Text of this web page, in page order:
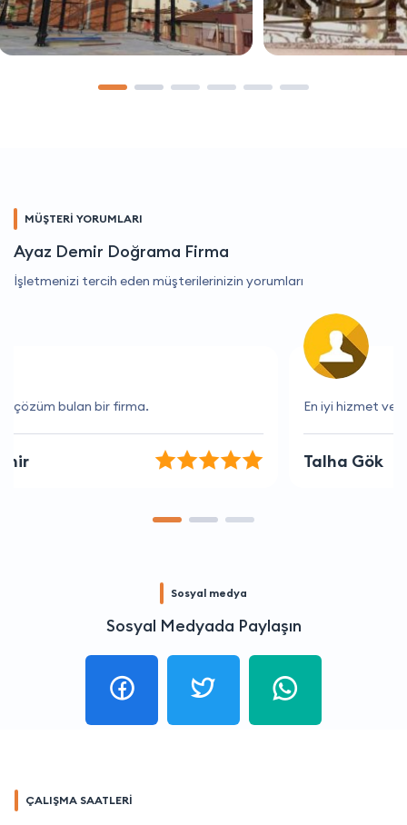
MÜŞTERİ YORUMLARI
Ayaz Demir Doğrama Firma
İşletmenizi tercih eden müşterilerinizin yorumları
En iyi hizmet veren firma, hiç şüphesiz.
Talha Gök
Sosyal medya
Sosyal Medyada Paylaşın
ÇALIŞMA SAATLERİ